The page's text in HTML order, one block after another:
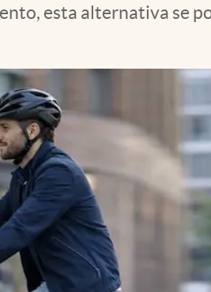
esta alternativa se